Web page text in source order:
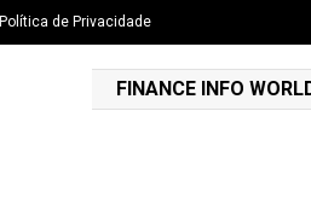
Política de Privacidade
FINANCE INFO